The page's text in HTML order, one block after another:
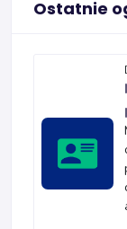
Ostatnie